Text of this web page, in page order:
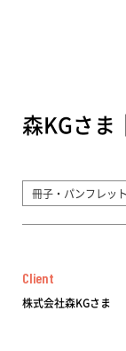
森KGさま
冊子・パンフレット
Client
株式会社森KGさま